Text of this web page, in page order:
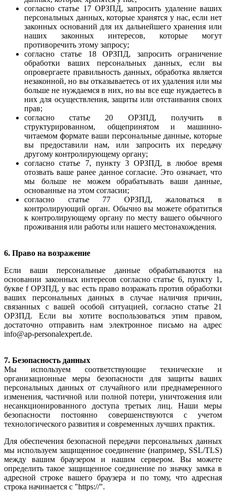
согласно статье 17 ОРЗПД, запросить удаление ваших
персональных данных, которые хранятся у нас, если нет
законных оснований для их дальнейшего хранения или
наших законных интересов, которые могут
противоречить этому запросу;
согласно статье 18 ОРЗПД, запросить ограничение
обработки ваших персональных данных, если вы
опровергаете правильность данных, обработка является
незаконной, но вы отказываетесь от их удаления или мы
больше не нуждаемся в них, но вы все еще нуждаетесь в
них для осуществления, защиты или отстаивания своих
прав;
согласно статье 20 ОРЗПД, получить в
структурированном, общепринятом и машинно-
читаемом формате ваши персональные данные, которые
вы предоставили нам, или запросить их передачу
другому контролирующему органу;
согласно статье 7, пункту 3 ОРЗПД, в любое время
отозвать ваше ранее данное согласие. Это означает, что
мы больше не можем обрабатывать ваши данные,
основанные на этом согласии;
согласно статье 77 ОРЗПД, жаловаться в
контролирующий орган. Обычно вы можете обратиться
к контролирующему органу по месту вашего обычного
проживания или работы или нашего местонахождения.
6. Право на возражение
Если ваши персональные данные обрабатываются на
основании законных интересов согласно статье 6, пункту 1,
букве f ОРЗПД, у вас есть право возражать против обработки
ваших персональных данных в случае наличия причин,
связанных с вашей особой ситуацией, согласно статье 21
ОРЗПД. Если вы хотите воспользоваться этим правом,
достаточно отправить нам электронное письмо на адрес
info@ap-personalexpert.de.
7. Безопасность данных
Мы используем соответствующие технические и
организационные меры безопасности для защиты ваших
персональных данных от случайного или преднамеренного
изменения, частичной или полной потери, уничтожения или
несанкционированного доступа третьих лиц. Наши меры
безопасности постоянно совершенствуются с учетом
технологического развития и современных лучших практик.
Для обеспечения безопасной передачи персональных данных
мы используем защищенное соединение (например, SSL/TLS)
между вашим браузером и нашим сервером. Вы можете
определить такое защищенное соединение по значку замка в
адресной строке вашего браузера и по тому, что адресная
строка начинается с "https://".